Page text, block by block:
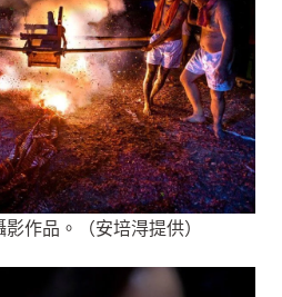
作品。（安培淂提供）